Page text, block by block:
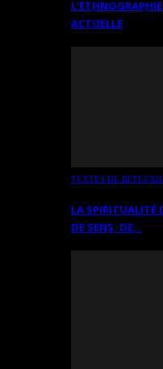
ACTUELLE
TEXTES DE
LA SPIRITUALITÉ
DE SENS, DE…